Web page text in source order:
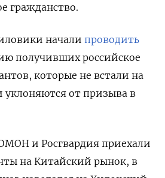
гражданство.
начали проводить
получивших российское
которые не встали на
уклоняются от призыва в
и Росгвардия приехали
на Китайский рынок, в